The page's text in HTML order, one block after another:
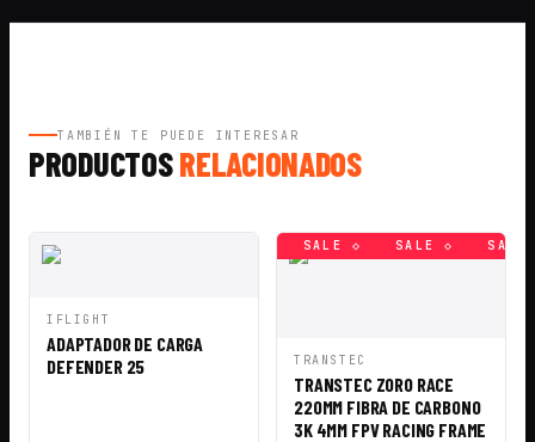
TAMBIÉN TE PUEDE INTERESAR
PRODUCTOSRELACIONADOS
VISTA
IFLIGHT
ADAPTADOR DE CARGA
DEFENDER 25
SALE ◇ SALE ◇ SALE ◇ SALE
VISTA
TRANSTEC
TRANSTEC ZORO RACE
220MM FIBRA DE CARBONO
3K 4MM FPV RACING FRAME